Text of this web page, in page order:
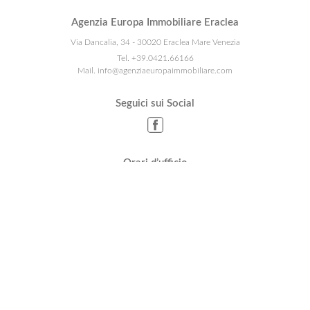
Agenzia Europa Immobiliare Eraclea
Via Dancalia, 34 - 30020 Eraclea Mare Venezia
Tel.
+39.0421.66166
Mail. info@agenziaeuropaimmobiliare.com
Seguici sui Social
Orari d’ufficio